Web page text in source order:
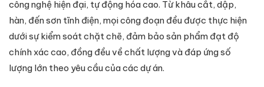
công nghệ hiện đại, tự động hóa cao. Từ khâu cắt, dập,
hàn, đến sơn tĩnh điện, mọi công đoạn đều được thực hiện
dưới sự kiểm soát chặt chẽ, đảm bảo sản phẩm đạt độ
chính xác cao, đồng đều về chất lượng và đáp ứng số
lượng lớn theo yêu cầu của các dự án.